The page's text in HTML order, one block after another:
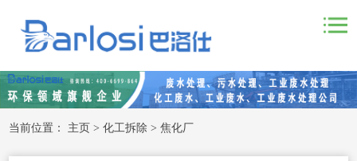
当前位置： 主页 >化工拆除 >焦化厂